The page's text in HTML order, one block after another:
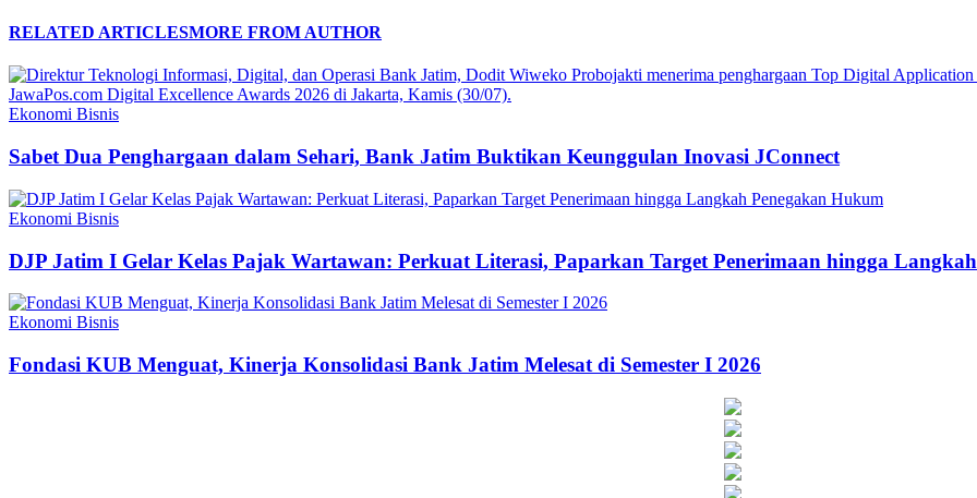
RELATED ARTICLESMORE FROM AUTHOR
Ekonomi Bisnis
Sabet Dua Penghargaan dalam Sehari, Bank Jatim Buktikan Keunggulan Inovasi JConnect
Ekonomi Bisnis
DJP Jatim I Gelar Kelas Pajak Wartawan: Perkuat Literasi, Paparkan Target Penerimaan hingga
Ekonomi Bisnis
Fondasi KUB Menguat, Kinerja Konsolidasi Bank Jatim Melesat di Semester I 2026